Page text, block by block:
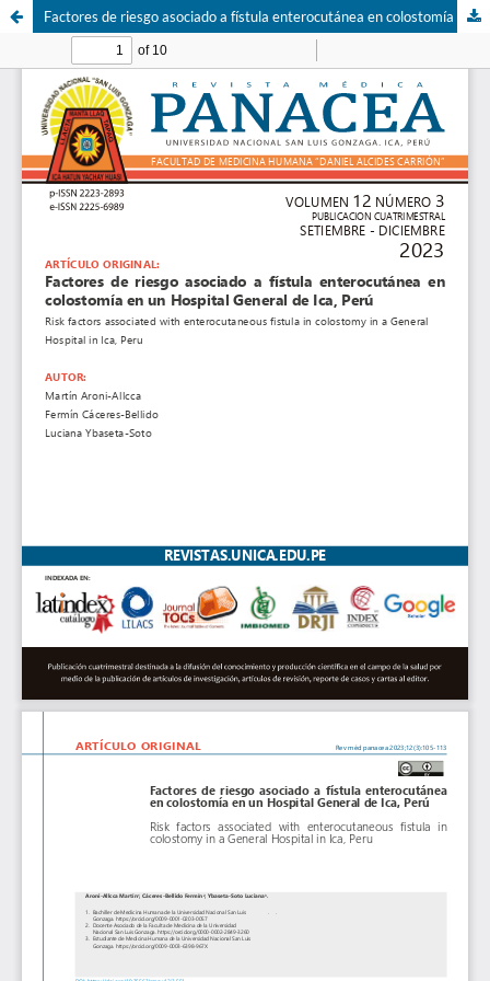
Factores de riesgo asociado a fístula enterocutánea en colostomía en un Hospital General de Ica, Perú